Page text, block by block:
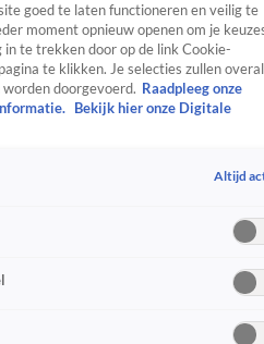
RealityCrimeVideo's
goed te laten functioneren en veilig te
moment opnieuw openen om je
te trekken door op de link Cookie-
te klikken. Je selecties zullen overal
doorgevoerd. Raadpleeg onze
Bekijk hier onze Digitale
Altijd